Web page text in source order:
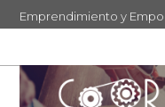
Emprendimiento y